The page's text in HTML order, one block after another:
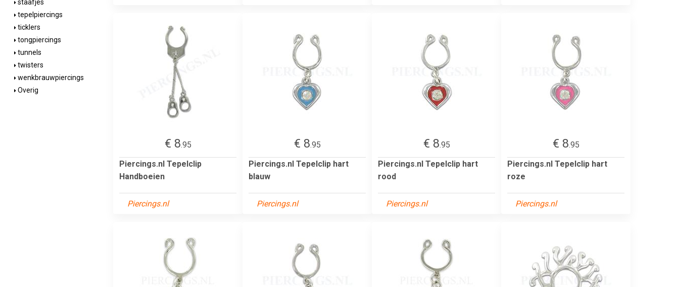
staafjes
tepelpiercings
ticklers
tongpiercings
tunnels
twisters
wenkbrauwpiercings
Overig
€ 8.95
Piercings.nl Tepelclip
Handboeien
Piercings.nl
€ 8.95
Piercings.nl Tepelclip hart
blauw
Piercings.nl
€ 8.95
Piercings.nl Tepelclip hart
rood
Piercings.nl
€ 8.95
Piercings.nl Tepelclip hart
roze
Piercings.nl